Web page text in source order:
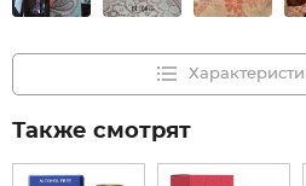
Также смотрят